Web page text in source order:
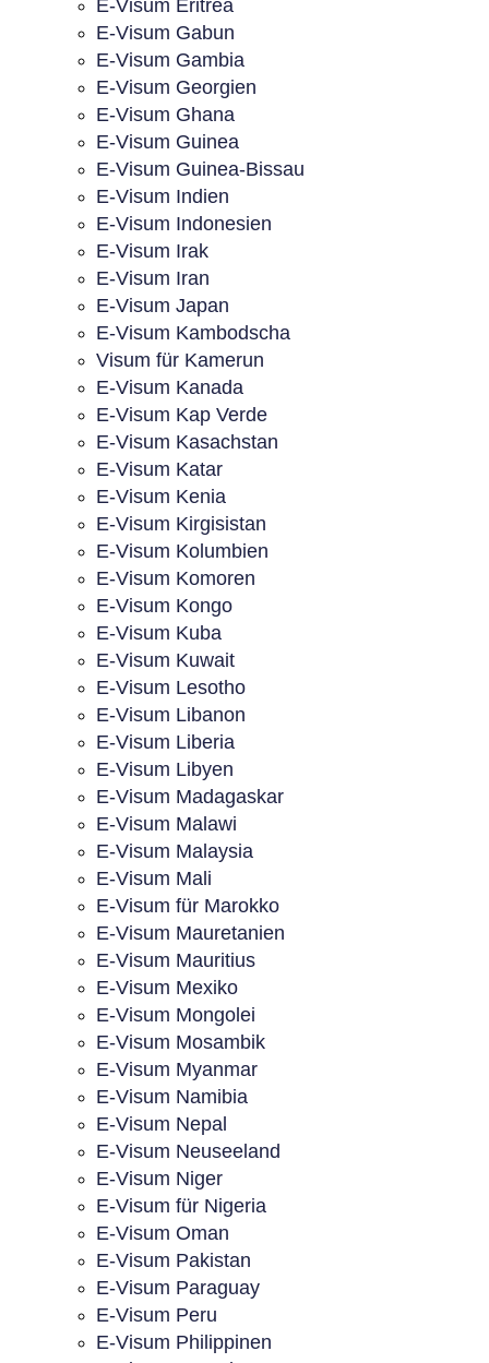
E-Visum Eritrea
E-Visum Gabun
E-Visum Gambia
E-Visum Georgien
E-Visum Ghana
E-Visum Guinea
E-Visum Guinea-Bissau
E-Visum Indien
E-Visum Indonesien
E-Visum Irak
E-Visum Iran
E-Visum Japan
E-Visum Kambodscha
Visum für Kamerun
E-Visum Kanada
E-Visum Kap Verde
E-Visum Kasachstan
E-Visum Katar
E-Visum Kenia
E-Visum Kirgisistan
E-Visum Kolumbien
E-Visum Komoren
E-Visum Kongo
E-Visum Kuba
E-Visum Kuwait
E-Visum Lesotho
E-Visum Libanon
E-Visum Liberia
E-Visum Libyen
E-Visum Madagaskar
E-Visum Malawi
E-Visum Malaysia
E-Visum Mali
E-Visum für Marokko
E-Visum Mauretanien
E-Visum Mauritius
E-Visum Mexiko
E-Visum Mongolei
E-Visum Mosambik
E-Visum Myanmar
E-Visum Namibia
E-Visum Nepal
E-Visum Neuseeland
E-Visum Niger
E-Visum für Nigeria
E-Visum Oman
E-Visum Pakistan
E-Visum Paraguay
E-Visum Peru
E-Visum Philippinen